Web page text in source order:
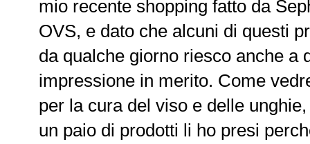
mio recente shopping fatto da
OVS, e dato che alcuni di questi
da qualche giorno riesco anche a
impressione in merito. Come
per la cura del viso e delle
un paio di prodotti li ho presi